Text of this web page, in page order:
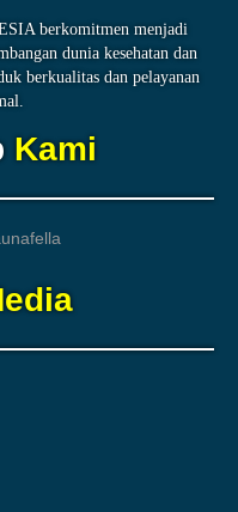
berkomitmen menjadi
dunia kesehatan dan
berkualitas dan pelayanan
Kami